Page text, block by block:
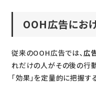
OOH広告にお
従来のOOH広告では、広
れだけの人がその後の行動
「効果」を定量的に把握す